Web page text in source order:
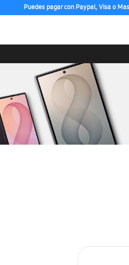
Puedes pagar con Paypal, Visa o